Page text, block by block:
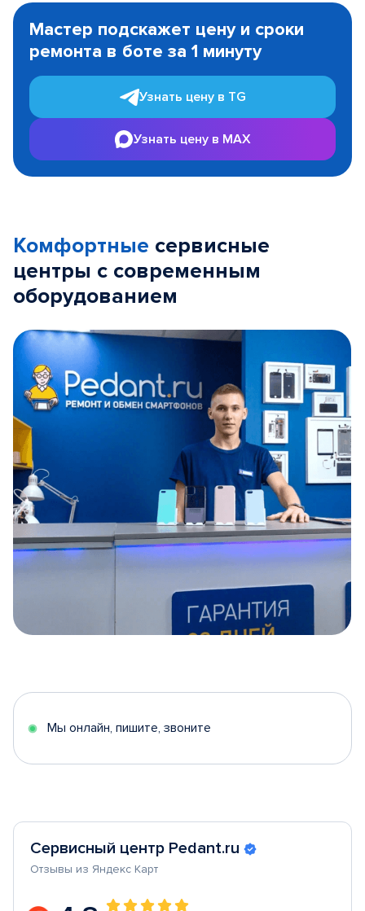
1
Мастер подскажет цену и сроки
ремонта в боте за 1 минуту
Узнать цену в TG
Узнать цену в MAX
Комфортные сервисные
центры с современным
оборудованием
5
Мы онлайн, пишите, звоните
Сервисный центр Pedant.ru
Отзывы из Яндекс Карт